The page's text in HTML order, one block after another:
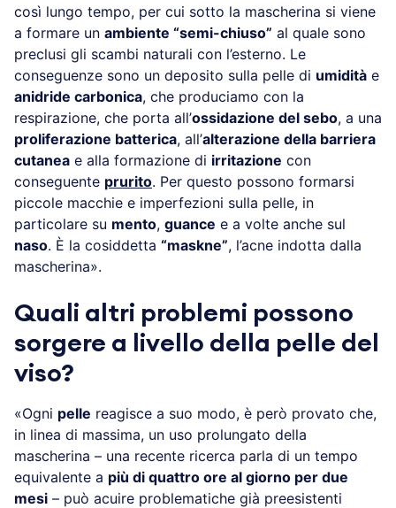
così lungo tempo, per cui sotto la mascherina si viene
a formare un ambiente “semi-chiuso” al quale sono
preclusi gli scambi naturali con l’esterno. Le
conseguenze sono un deposito sulla pelle di umidità e
anidride carbonica, che produciamo con la
respirazione, che porta all’ossidazione del sebo, a una
proliferazione batterica, all’alterazione della barriera
cutanea e alla formazione di irritazione con
conseguente prurito. Per questo possono formarsi
piccole macchie e imperfezioni sulla pelle, in
particolare su mento, guance e a volte anche sul
naso. È la cosiddetta “maskne”, l’acne indotta dalla
mascherina».
Quali altri problemi possono
sorgere a livello della pelle del
viso?
«Ogni pelle reagisce a suo modo, è però provato che,
in linea di massima, un uso prolungato della
mascherina – una recente ricerca parla di un tempo
equivalente a più di quattro ore al giorno per due
mesi – può acuire problematiche già preesistenti